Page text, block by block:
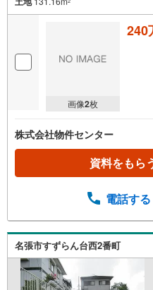
画像2枚
240
株式会社物件センター
資料をもら
電話する
名張市すずらん台西2番町